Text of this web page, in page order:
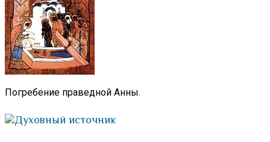
Погребение праведной Анны.
Духовный источник